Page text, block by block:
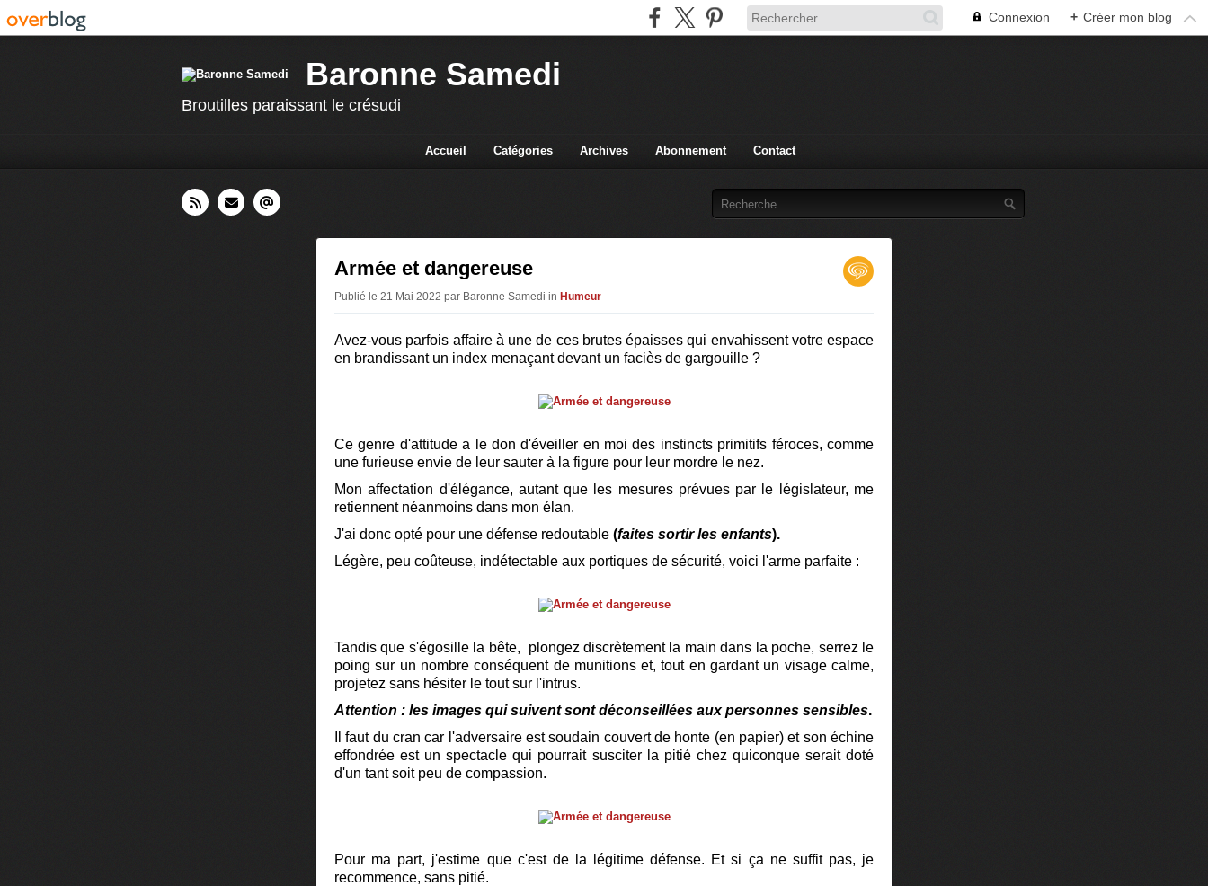
Connexion + Créer mon blog
Baronne Samedi
Broutilles paraissant le crésudi
Accueil Catégories Archives Abonnement Contact
Armée et dangereuse
Publié le 21 Mai 2022 par Baronne Samedi in Humeur
Avez-vous parfois affaire à une de ces brutes épaisses qui envahissent votre espace
en brandissant un index menaçant devant un faciès de gargouille ?
Ce genre d'attitude a le don d'éveiller en moi des instincts primitifs féroces, comme
une furieuse envie de leur sauter à la figure pour leur mordre le nez.
Mon affectation d'élégance, autant que les mesures prévues par le législateur, me
retiennent néanmoins dans mon élan.
J'ai donc opté pour une défense redoutable (faites sortir les enfants).
Légère, peu coûteuse, indétectable aux portiques de sécurité, voici l'arme parfaite :
Tandis que s'égosille la bête, plongez discrètement la main dans la poche, serrez le
poing sur un nombre conséquent de munitions et, tout en gardant un visage calme,
projetez sans hésiter le tout sur l'intrus.
Attention : les images qui suivent sont déconseillées aux personnes sensibles.
Il faut du cran car l'adversaire est soudain couvert de honte (en papier) et son échine
effondrée est un spectacle qui pourrait susciter la pitié chez quiconque serait doté
d'un tant soit peu de compassion.
Pour ma part, j'estime que c'est de la légitime défense. Et si ça ne suffit pas, je
recommence, sans pitié.